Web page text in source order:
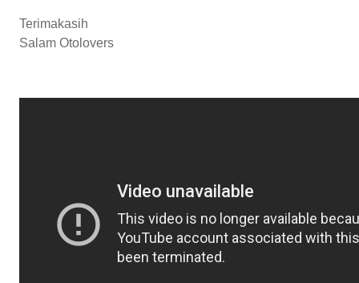
Terimakasih
Salam Otolovers